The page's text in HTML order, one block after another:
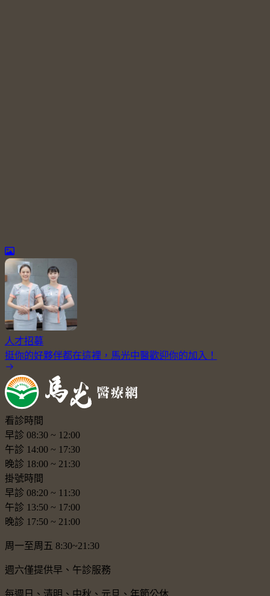
人才招募
挺你的好夥伴都在這裡，馬光中醫歡迎你的加入！
看診時間
早診 08:30 ~ 12:00
午診 14:00 ~ 17:30
晚診 18:00 ~ 21:30
掛號時間
早診 08:20 ~ 11:30
午診 13:50 ~ 17:00
晚診 17:50 ~ 21:00
周一至周五 8:30~21:30
週六僅提供早、午診服務
每週日、清明、中秋、元旦、年節公休